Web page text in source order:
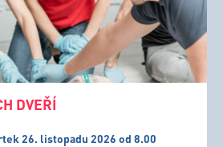
DVEŘÍ
26. listopadu 2026 od 8.00